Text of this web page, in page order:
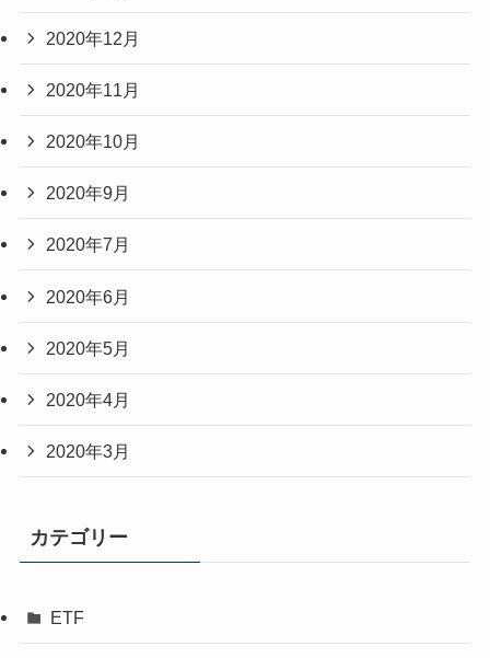
2020年12月
2020年11月
2020年10月
2020年9月
2020年7月
2020年6月
2020年5月
2020年4月
2020年3月
カテゴリー
ETF